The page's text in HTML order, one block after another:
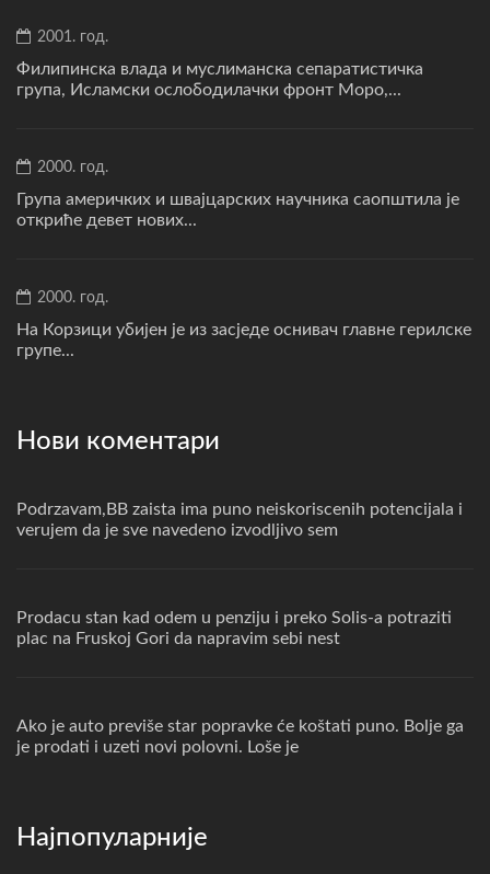
2001. год.
Филипинска влада и муслиманска сепаратистичка
група, Исламски ослободилачки фронт Моро,...
2000. год.
Група америчких и швајцарских научника саопштила је
откриће девет нових...
2000. год.
На Корзици убијен је из засједе оснивач главне герилске
групе...
Нови коментари
Podrzavam,BB zaista ima puno neiskoriscenih potencijala i
verujem da je sve navedeno izvodljivo sem
Prodacu stan kad odem u penziju i preko Solis-a potraziti
plac na Fruskoj Gori da napravim sebi nest
Ako je auto previše star popravke će koštati puno. Bolje ga
je prodati i uzeti novi polovni. Loše je
Најпопуларније